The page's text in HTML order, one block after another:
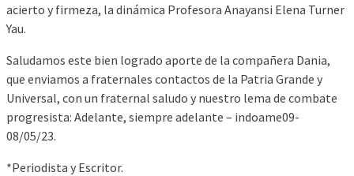
acierto y firmeza, la dinámica Profesora Anayansi Elena Turner
Yau.
Saludamos este bien logrado aporte de la compañera Dania,
que enviamos a fraternales contactos de la Patria Grande y
Universal, con un fraternal saludo y nuestro lema de combate
progresista: Adelante, siempre adelante – indoame09-
08/05/23.
*Periodista y Escritor.